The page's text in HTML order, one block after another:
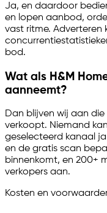
Ja, en daardoor
en lopen aanbod,
vast ritme. Adverteren
bod.
Wat als H&M
aanneemt?
Dan blijven wij aan
verkoopt. Niemand
geselecteerd kanaal
en de gratis scan
binnenkomt, en 200+
verkopers aan.
Kosten en